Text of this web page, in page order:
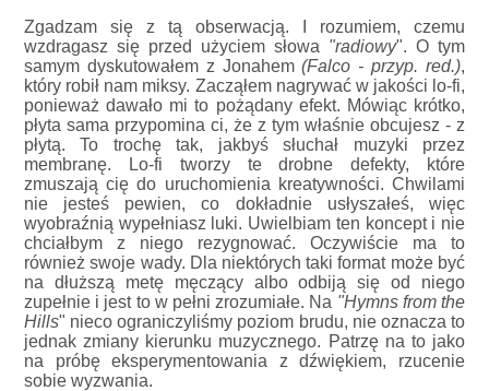
Zgadzam się z tą obserwacją. I rozumiem, czemu
wzdragasz się przed użyciem słowa "radiowy". O tym
samym dyskutowałem z Jonahem(Falco - przyp. red.),
który robił nam miksy. Zacząłem nagrywać w jakości lo-fi,
ponieważ dawało mi to pożądany efekt. Mówiąc krótko,
płyta sama przypomina ci, że z tym właśnie obcujesz - z
płytą. To trochę tak, jakbyś słuchał muzyki przez
membranę. Lo-fi tworzy te drobne defekty, które
zmuszają cię do uruchomienia kreatywności. Chwilami
nie jesteś pewien, co dokładnie usłyszałeś, więc
wyobraźnią wypełniasz luki. Uwielbiam ten koncept i nie
chciałbym z niego rezygnować. Oczywiście ma to
również swoje wady. Dla niektórych taki format może być
na dłuższą metę męczący albo odbiją się od niego
zupełnie i jest to w pełni zrozumiałe. Na "Hymns from the
Hills" nieco ograniczyliśmy poziom brudu, nie oznacza to
jednak zmiany kierunku muzycznego. Patrzę na to jako
na próbę eksperymentowania z dźwiękiem, rzucenie
sobie wyzwania.